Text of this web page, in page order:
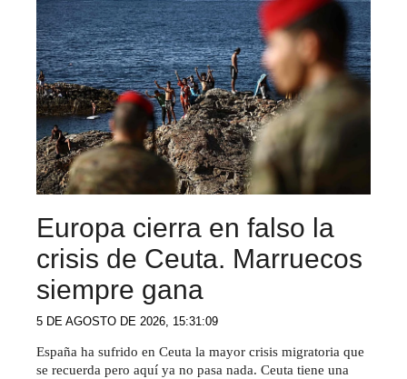
Europa cierra en falso la
crisis de Ceuta. Marruecos
siempre gana
5 DE AGOSTO DE 2026, 15:31:09
España ha sufrido en Ceuta la mayor crisis migratoria que
se recuerda pero aquí ya no pasa nada. Ceuta tiene una